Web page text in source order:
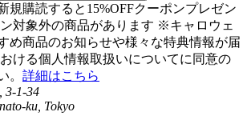
規購読すると15%OFFクーポンプレゼン
対象外の商品があります ※キャロウェ
め商品のお知らせや様々な特典情報が届
ける個人情報取扱いについてに同意の
。 詳細はこちら
3-1-34
ku, Tokyo